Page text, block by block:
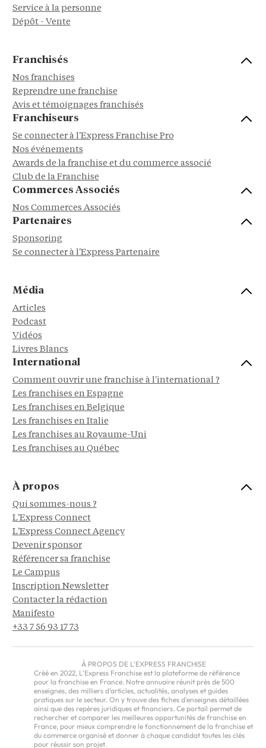
Service à la personne
Dépôt - Vente
Franchisés
Nos franchises
Reprendre une franchise
Avis et témoignages franchisés
Franchiseurs
Se connecter à l'Express Franchise Pro
Nos événements
Awards de la franchise et du commerce associé
Club de la Franchise
Commerces Associés
Nos Commerces Associés
Partenaires
Sponsoring
Se connecter à l'Express Partenaire
Média
Articles
Podcast
Vidéos
Livres Blancs
International
Comment ouvrir une franchise à l'international ?
Les franchises en Espagne
Les franchises en Belgique
Les franchises en Italie
Les franchises au Royaume-Uni
Les franchises au Québec
À propos
Qui sommes-nous ?
L'Express Connect
L'Express Connect Agency
Devenir sponsor
Référencer sa franchise
Le Campus
Inscription Newsletter
Contacter la rédaction
Manifesto
+33 7 56 93 17 73
À PROPOS DE L'EXPRESS FRANCHISE
Créé en 2022, L'Express Franchise est la plateforme de référence
pour la franchise en France. Notre annuaire réunit près de 500
enseignes, des milliers d'articles, actualités, analyses et guides
pratiques sur le secteur. On y trouve des fiches d'enseignes détaillées
ainsi que des repères juridiques et financiers. Ce portail permet de
rechercher et comparer les meilleures opportunités de franchise en
France, pour mieux comprendre le fonctionnement de la franchise et
du commerce organisé et donner à chaque candidat toutes les clés
pour réussir son projet.